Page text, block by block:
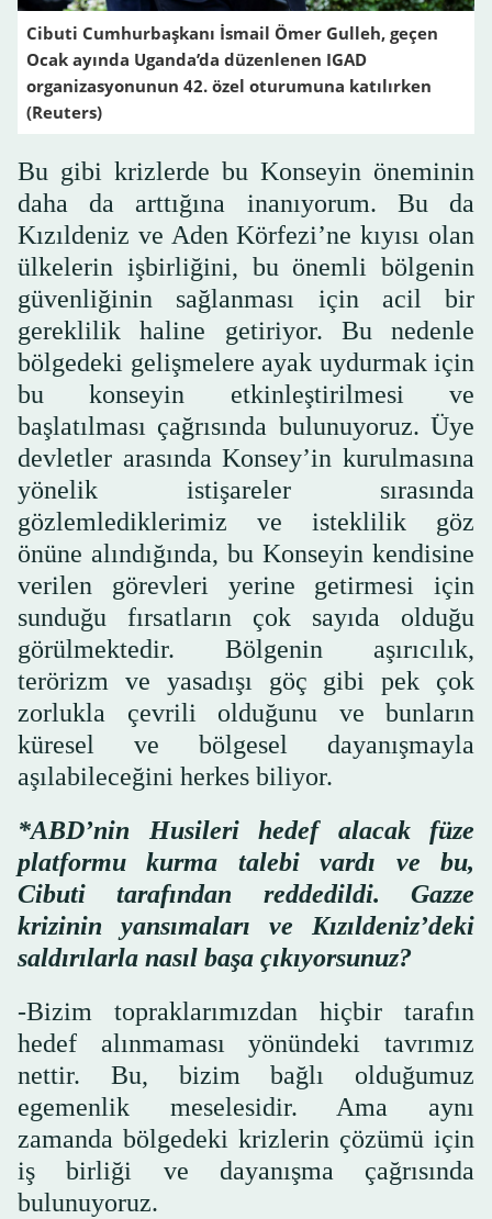
Cibuti Cumhurbaşkanı İsmail Ömer Gulleh, geçen
Ocak ayında Uganda’da düzenlenen IGAD
organizasyonunun 42. özel oturumuna katılırken
(Reuters)
Bu gibi krizlerde bu Konseyin öneminin
daha da arttığına inanıyorum. Bu da
Kızıldeniz ve Aden Körfezi’ne kıyısı olan
ülkelerin işbirliğini, bu önemli bölgenin
güvenliğinin sağlanması için acil bir
gereklilik haline getiriyor. Bu nedenle
bölgedeki gelişmelere ayak uydurmak için
bu konseyin etkinleştirilmesi ve
başlatılması çağrısında bulunuyoruz. Üye
devletler arasında Konsey’in kurulmasına
yönelik istişareler sırasında
gözlemlediklerimiz ve isteklilik göz
önüne alındığında, bu Konseyin kendisine
verilen görevleri yerine getirmesi için
sunduğu fırsatların çok sayıda olduğu
görülmektedir. Bölgenin aşırıcılık,
terörizm ve yasadışı göç gibi pek çok
zorlukla çevrili olduğunu ve bunların
küresel ve bölgesel dayanışmayla
aşılabileceğini herkes biliyor.
*ABD’nin Husileri hedef alacak füze
platformu kurma talebi vardı ve bu,
Cibuti tarafından reddedildi. Gazze
krizinin yansımaları ve Kızıldeniz’deki
saldırılarla nasıl başa çıkıyorsunuz?
-Bizim topraklarımızdan hiçbir tarafın
hedef alınmaması yönündeki tavrımız
nettir. Bu, bizim bağlı olduğumuz
egemenlik meselesidir. Ama aynı
zamanda bölgedeki krizlerin çözümü için
iş birliği ve dayanışma çağrısında
bulunuyoruz.